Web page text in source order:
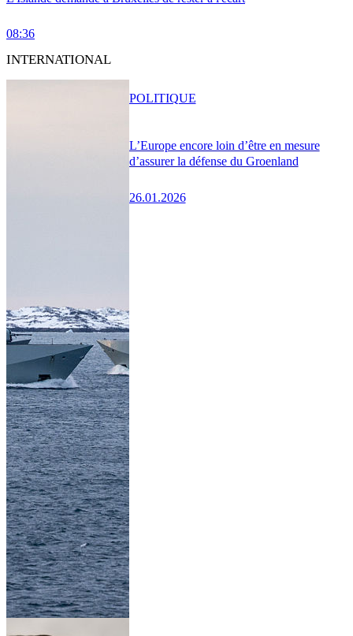
08:36
INTERNATIONAL
L’Europe encore loin d’être en mesure
d’assurer la défense du Groenland
26.01.2026
POLITIQUE